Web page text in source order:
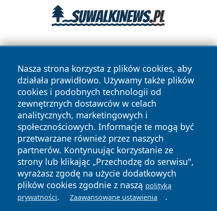
Nasza strona korzysta z plików cookies, aby
działała prawidłowo. Używamy także plików
cookies i podobnych technologii od
zewnętrznych dostawców w celach
analitycznych, marketingowych i
społecznościowych. Informacje te mogą być
przetwarzane również przez naszych
partnerów. Kontynuując korzystanie ze
strony lub klikając „Przechodzę do serwisu",
wyrażasz zgodę na użycie dodatkowych
plików cookies zgodnie z naszą polityką
prywatności. Zaawansowane ustawienia .
Copyright © 2026 portalkalisz.pl Wszystkie prawa
zastrzeżone.
News Autorzy
Polityka
Prywatności
Polityka
Cookies